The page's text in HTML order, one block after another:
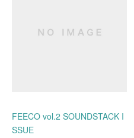
FEECO vol.2 SOUNDSTACK I
SSUE